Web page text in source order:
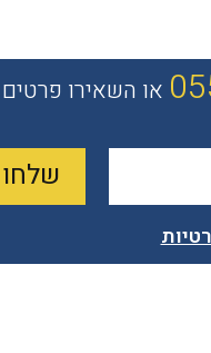
או השאירו פרטים